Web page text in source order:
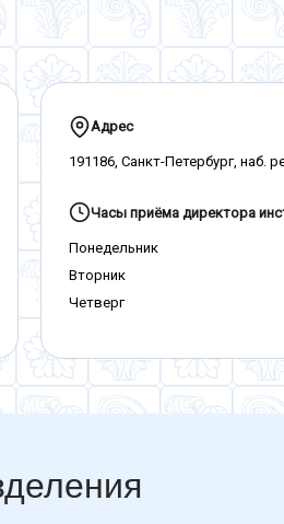
чемпионка мира по дзюдо
Адрес
191186, Санкт-Петербург, наб.
Часы приёма директора
Понедельник
Вторник
Четверг